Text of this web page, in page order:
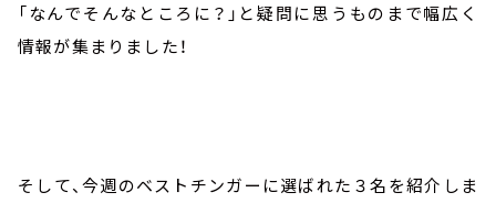
「なんでそんなところに？」と疑問に思うものまで幅広く
情報が集まりました！
そして、今週のベストチンガーに選ばれた３名を紹介しま